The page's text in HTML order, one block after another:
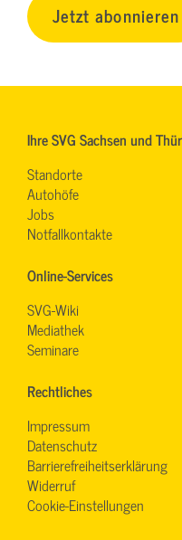
Jetzt abonnieren
Ihre SVG Sachsen und
Standorte
Autohöfe
Jobs
Notfallkontakte
Online-Services
SVG-Wiki
Mediathek
Seminare
Rechtliches
Impressum
Datenschutz
Barrierefreiheitserklärung
Widerruf
Cookie-Einstellungen